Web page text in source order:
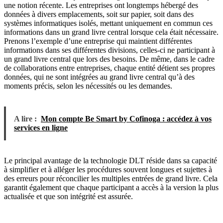
une notion récente. Les entreprises ont longtemps hébergé des
données à divers emplacements, soit sur papier, soit dans des
systèmes informatiques isolés, mettant uniquement en commun ces
informations dans un grand livre central lorsque cela était nécessaire.
Prenons l’exemple d’une entreprise qui maintient différentes
informations dans ses différentes divisions, celles-ci ne participant à
un grand livre central que lors des besoins. De même, dans le cadre
de collaborations entre entreprises, chaque entité détient ses propres
données, qui ne sont intégrées au grand livre central qu’à des
moments précis, selon les nécessités ou les demandes.
A lire : Mon compte Be Smart by Cofinoga : accédez à vos
services en ligne
Le principal avantage de la technologie DLT réside dans sa capacité
à simplifier et à alléger les procédures souvent longues et sujettes à
des erreurs pour réconcilier les multiples entrées de grand livre. Cela
garantit également que chaque participant a accès à la version la plus
actualisée et que son intégrité est assurée.